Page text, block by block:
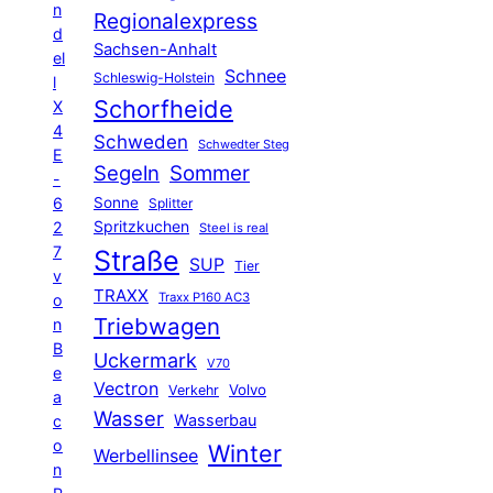
n
d
el
l
X
4
E
-
6
2
7
v
o
n
B
e
a
c
o
n
Regionalexpress
Sachsen-Anhalt
Schleswig-Holstein Schnee
Schorfheide
Schweden Schwedter Steg
Segeln Sommer
Sonne Splitter
Spritzkuchen Steel is real
Straße SUP Tier
TRAXX Traxx P160 AC3
Triebwagen
Uckermark V70
Vectron Verkehr Volvo
Wasser Wasserbau
Werbellinsee Winter